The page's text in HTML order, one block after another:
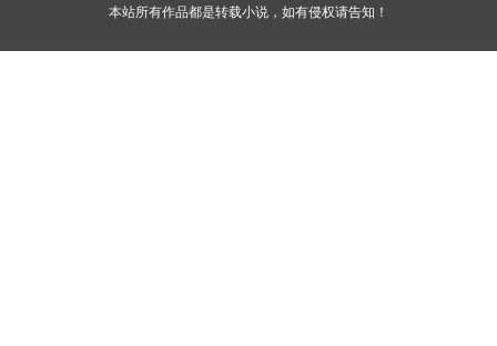
本站所有作品都是转载小说，如有侵权请告知！